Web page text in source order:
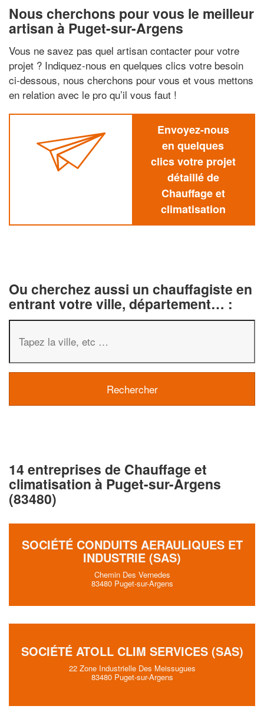
Nous cherchons pour vous le meilleur
artisan à Puget-sur-Argens
Vous ne savez pas quel artisan contacter pour votre
projet ? Indiquez-nous en quelques clics votre besoin
ci-dessous, nous cherchons pour vous et vous mettons
en relation avec le pro qu’il vous faut !
Envoyez-nous
en quelques
clics votre projet
détaillé de
Chauffage et
climatisation
Ou cherchez aussi un chauffagiste en
entrant votre ville, département… :
14 entreprises de Chauffage et
climatisation à Puget-sur-Argens
(83480)
SOCIÉTÉ CONDUITS AERAULIQUES ET
INDUSTRIE (SAS)
Chemin Des Vernedes
83480 Puget-sur-Argens
SOCIÉTÉ ATOLL CLIM SERVICES (SAS)
22 Zone Industrielle Des Meissugues
83480 Puget-sur-Argens